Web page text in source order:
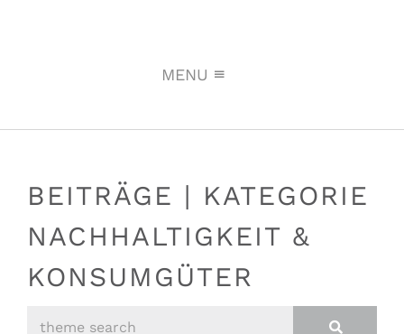
MENU
BEITRÄGE | KATEGORIE
NACHHALTIGKEIT &
KONSUMGÜTER